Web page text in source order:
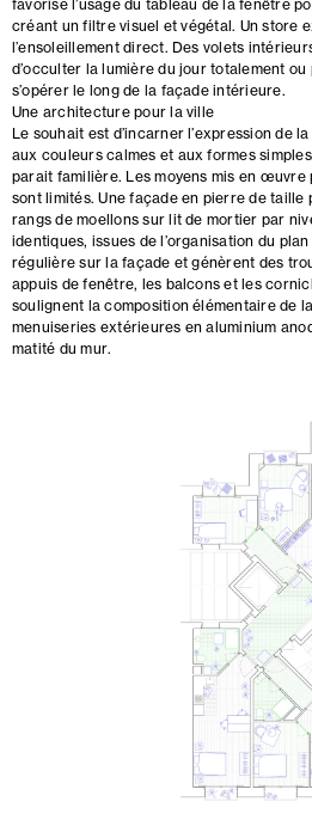
favorise l’usage du tableau de la fenêtre
créant un filtre visuel et végétal. Un store
l’ensoleillement direct. Des volets
d’occulter la lumière du jour totalement
s’opérer le long de la façade intérieure.
Une architecture pour la ville
Le souhait est d’incarner l’expression de
aux couleurs calmes et aux formes
parait familière. Les moyens mis en
sont limités. Une façade en pierre de taille
rangs de moellons sur lit de mortier par
identiques, issues de l’organisation du
régulière sur la façade et génèrent des
appuis de fenêtre, les balcons et les
soulignent la composition élémentaire de
menuiseries extérieures en aluminium
matité du mur.